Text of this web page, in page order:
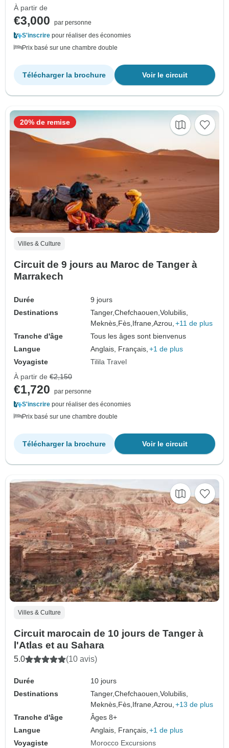
À partir de
€3,000
par personne
S'inscrire pour réaliser des économies
Prix basé sur une chambre double
Voir le circuit
Télécharger la brochure
Villes & Culture
Circuit de 9 jours au Maroc de Tanger à
Marrakech
Durée
9 jours
Destinations
Tanger,Chefchaouen,Volubilis,
Meknès, Fès, Ifrane,Azrou, +11 de plus
Tranche d'âge
Tous les âges sont bienvenus
Langue
Anglais, Français, +1 de plus
Voyagiste
Tilila Travel
20% de remise
À partir de €2,150
€1,720
par personne
S'inscrire pour réaliser des économies
Prix basé sur une chambre double
Voir le circuit
Télécharger la brochure
Villes & Culture
Circuit marocain de 10 jours de Tanger à
l'Atlas et au Sahara
5.0 (10 avis)
Durée
10 jours
Destinations
Tanger,Chefchaouen,Volubilis,
Meknès, Fès, Ifrane,Azrou, +13 de plus
Tranche d'âge
Âges 8+
Langue
Anglais, Français, +1 de plus
Voyagiste
Morocco Excursions